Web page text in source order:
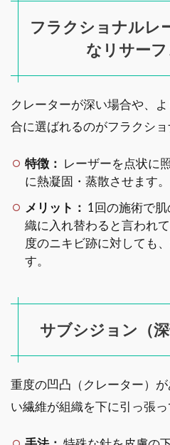
フラクショナルレ
なリサー
クレーターが深い場合や、
合に選ばれるのがフラクショ
特徴： レーザーを点状に
に熱凝固・蒸散させます。
メリット： 1回の施術で
織に入れ替わると言われ
度のニキビ跡に対しても
す。
サブシジョン（深
重度の凹凸（クレーター）
い繊維が組織を下に引っ張っ